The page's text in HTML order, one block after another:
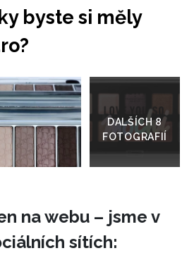
byste si měly
Přejít
galerie
na webu – jsme v
sítích: